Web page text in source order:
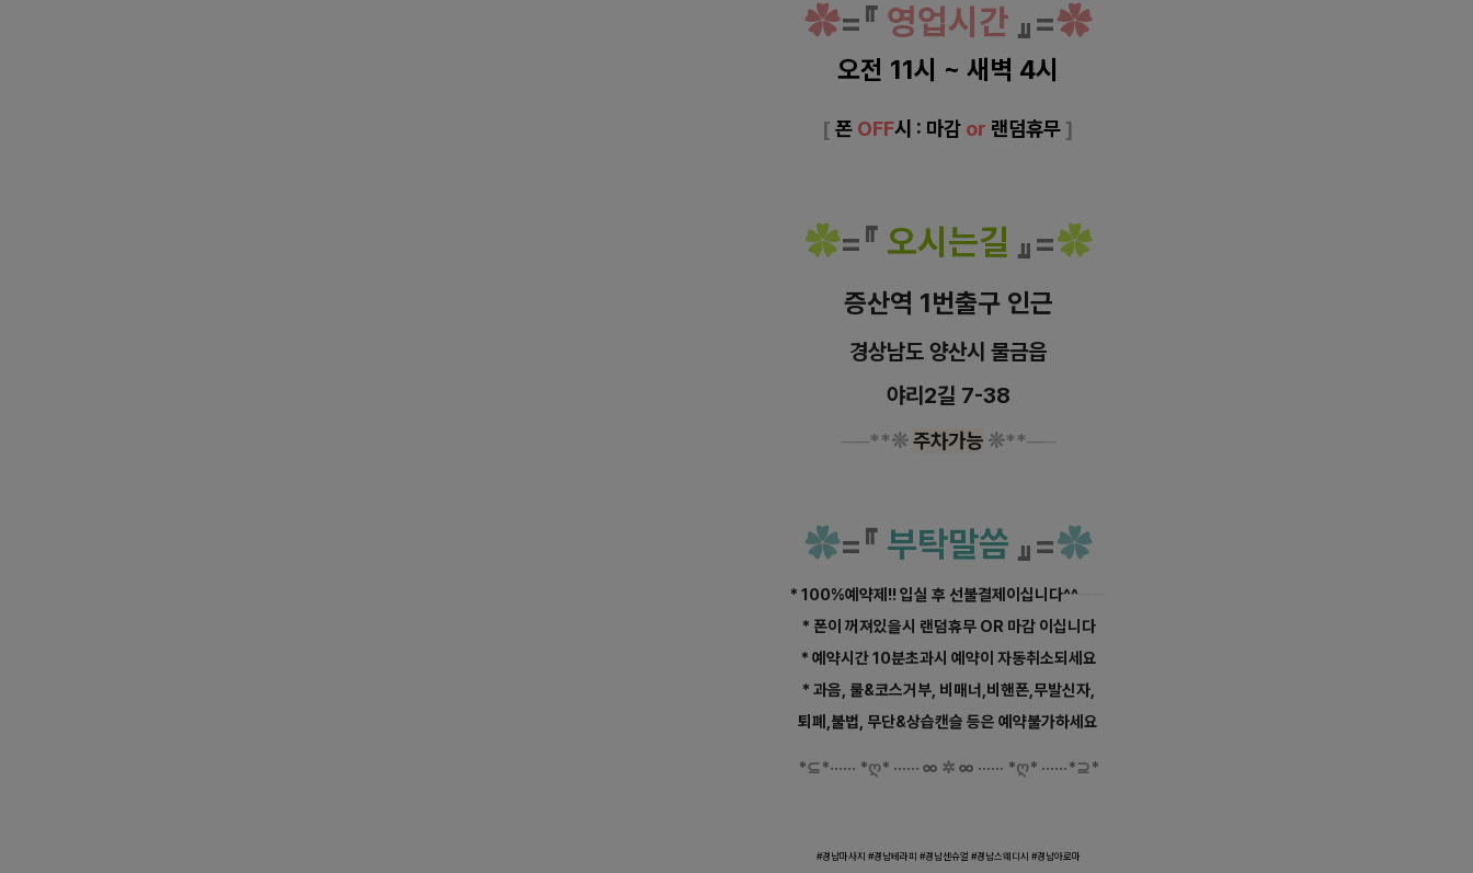
✿=『 영업시간 』=✿
오전 11시 ~ 새벽 4시
[ 폰 OFF시 : 마감 or 랜덤휴무 ]
✿=『 오시는길 』=✿
증산역 1번출구 인근
경상남도 양산시 물금읍
야리2길 7-38
──**❊주차가능 ❊**──
✿=『 부탁말씀 』=✿
* 100%예약제!! 입실 후 선불결제이십니다^^
* 폰이 꺼져있을시 랜덤휴무 OR 마감 이십니다
* 예약시간 10분초과시 예약이 자동취소되세요
* 과음, 룰&코스거부, 비매너,비핸폰,무발신자,
퇴폐,불법, 무단&상습캔슬 등은 예약불가하세요
*⊆*······ *ღ* ······ ∞ ✲ ∞ ······ *ღ* ······*⊇*
#경남마사지 #경남테라피 #경남센슈얼 #경남스웨디시 #경남아로마